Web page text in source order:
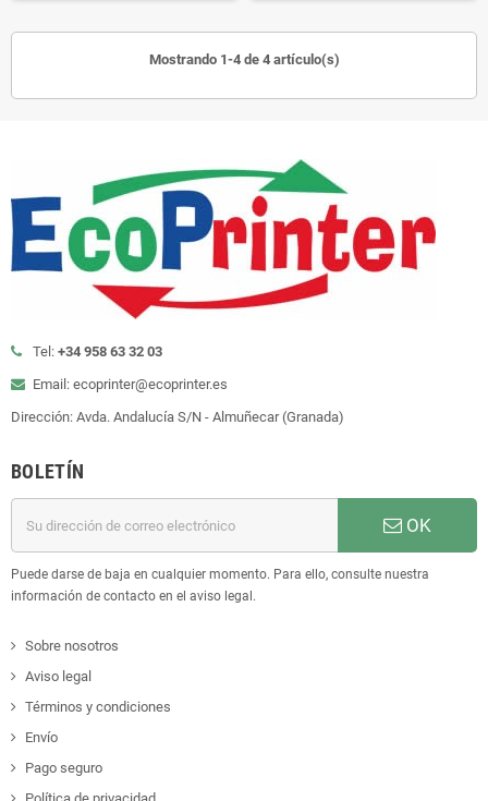
Mostrando 1-4 de 4 artículo(s)
Tel: +34 958 63 32 03
Email: ecoprinter@ecoprinter.es
Dirección: Avda. Andalucía S/N - Almuñecar (Granada)
BOLETÍN
OK
Puede darse de baja en cualquier momento. Para ello, consulte nuestra
información de contacto en el aviso legal.
Sobre nosotros
Aviso legal
Términos y condiciones
Envío
Pago seguro